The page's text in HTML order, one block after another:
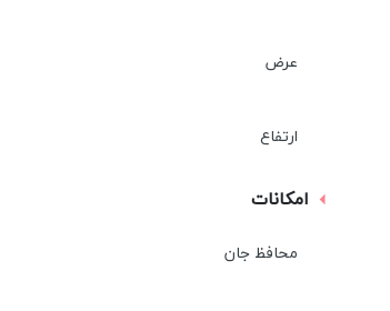
عرض
ارتفاع
امکانات
محافظ جان